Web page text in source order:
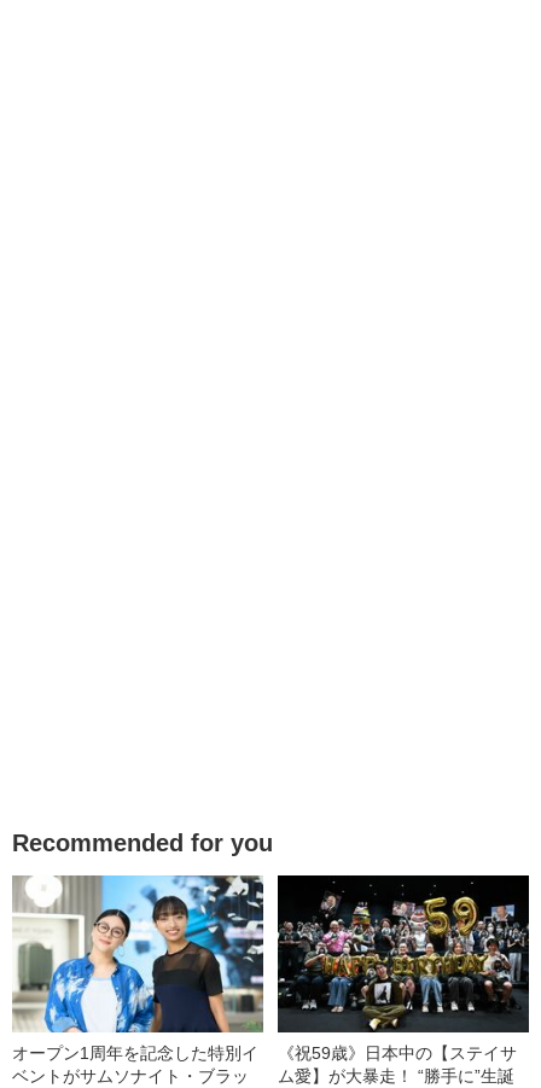
Recommended for you
オープン1周年を記念した特別イ
ベントがサムソナイト・ブラッ
《祝59歳》日本中の【ステイサ
ム愛】が大暴走！ “勝手に”生誕